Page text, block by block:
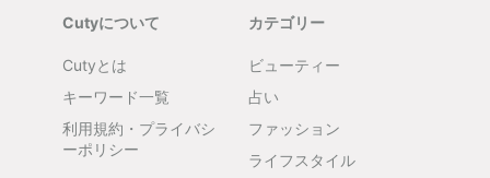
Cutyについて
Cutyとは
キーワード一覧
利用規約・プライバシ
ーポリシー
カテゴリー
ビューティー
占い
ファッション
ライフスタイル